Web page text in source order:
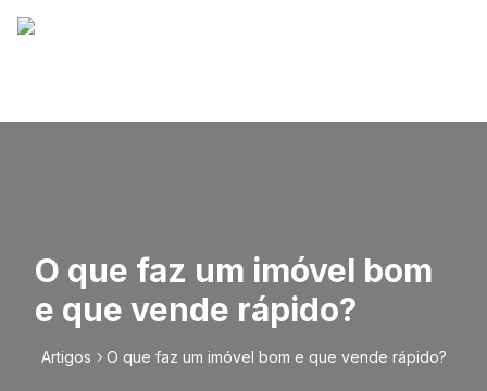
O que faz um imóvel bom
e que vende rápido?
Artigos O que faz um imóvel bom e que vende rápido?